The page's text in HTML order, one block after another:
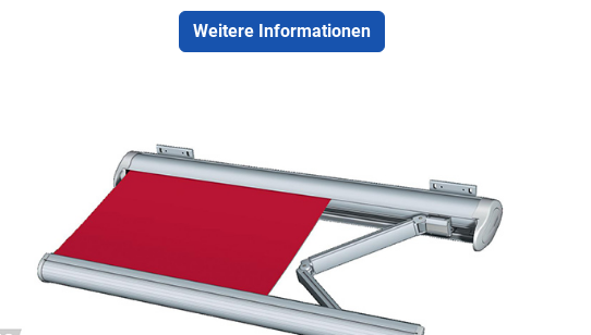
Weitere Informationen
Bestellbreite maximal 7000 mm
Ausfall maximal 4000 mm
große Kassetten-Markise mit ansprechendem
Design
vielfältige Lösungen für nahezu jede
Terrassensituation